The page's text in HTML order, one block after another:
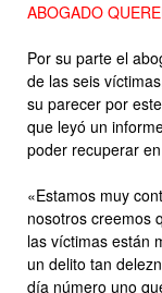
ABOGADO
Por su parte el
de las seis
su parecer por
que leyó un
poder recuperar
«Estamos muy
nosotros creemos
las víctimas están
un delito tan
día número uno